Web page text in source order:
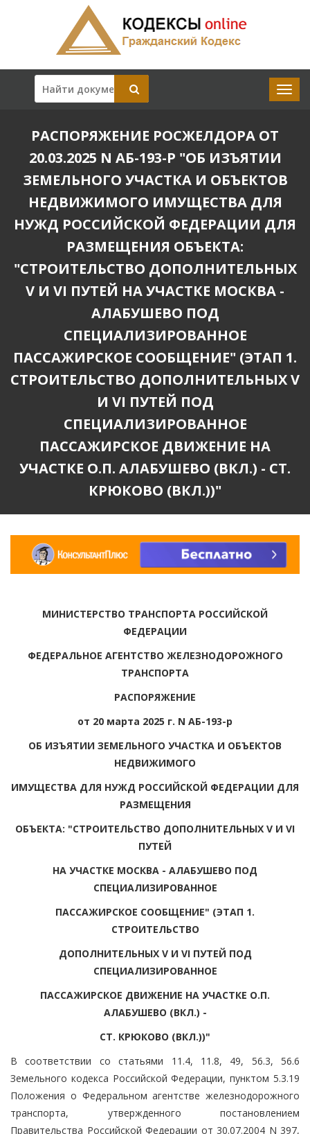
РАСПОРЯЖЕНИЕ РОСЖЕЛДОРА ОТ
20.03.2025 N АБ-193-Р "ОБ ИЗЪЯТИИ
ЗЕМЕЛЬНОГО УЧАСТКА И ОБЪЕКТОВ
НЕДВИЖИМОГО ИМУЩЕСТВА ДЛЯ
НУЖД РОССИЙСКОЙ ФЕДЕРАЦИИ ДЛЯ
РАЗМЕЩЕНИЯ ОБЪЕКТА:
"СТРОИТЕЛЬСТВО ДОПОЛНИТЕЛЬНЫХ
V И VI ПУТЕЙ НА УЧАСТКЕ МОСКВА -
АЛАБУШЕВО ПОД
СПЕЦИАЛИЗИРОВАННОЕ
ПАССАЖИРСКОЕ СООБЩЕНИЕ" (ЭТАП 1.
СТРОИТЕЛЬСТВО ДОПОЛНИТЕЛЬНЫХ V
И VI ПУТЕЙ ПОД
СПЕЦИАЛИЗИРОВАННОЕ
ПАССАЖИРСКОЕ ДВИЖЕНИЕ НА
УЧАСТКЕ О.П. АЛАБУШЕВО (ВКЛ.) - СТ.
КРЮКОВО (ВКЛ.))"
МИНИСТЕРСТВО ТРАНСПОРТА РОССИЙСКОЙ
ФЕДЕРАЦИИ
ФЕДЕРАЛЬНОЕ АГЕНТСТВО ЖЕЛЕЗНОДОРОЖНОГО
ТРАНСПОРТА
РАСПОРЯЖЕНИЕ
от 20 марта 2025 г. N АБ-193-р
ОБ ИЗЪЯТИИ ЗЕМЕЛЬНОГО УЧАСТКА И ОБЪЕКТОВ
НЕДВИЖИМОГО
ИМУЩЕСТВА ДЛЯ НУЖД РОССИЙСКОЙ ФЕДЕРАЦИИ ДЛЯ
РАЗМЕЩЕНИЯ
ОБЪЕКТА: "СТРОИТЕЛЬСТВО ДОПОЛНИТЕЛЬНЫХ V И VI
ПУТЕЙ
НА УЧАСТКЕ МОСКВА - АЛАБУШЕВО ПОД
СПЕЦИАЛИЗИРОВАННОЕ
ПАССАЖИРСКОЕ СООБЩЕНИЕ" (ЭТАП 1.
СТРОИТЕЛЬСТВО
ДОПОЛНИТЕЛЬНЫХ V И VI ПУТЕЙ ПОД
СПЕЦИАЛИЗИРОВАННОЕ
ПАССАЖИРСКОЕ ДВИЖЕНИЕ НА УЧАСТКЕ О.П.
АЛАБУШЕВО (ВКЛ.) -
СТ. КРЮКОВО (ВКЛ.))"
В соответствии со статьями 11.4, 11.8, 49, 56.3, 56.6
Земельного кодекса Российской Федерации, пунктом 5.3.19
Положения о Федеральном агентстве железнодорожного
транспорта, утвержденного постановлением
Правительства Российской Федерации от 30.07.2004 N 397,